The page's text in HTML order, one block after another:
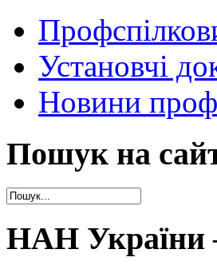
Установчі
Новини
Пошук на
НАН України